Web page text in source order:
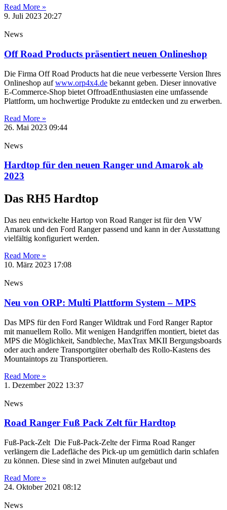
Read More »
9. Juli 2023 20:27
News
Off Road Products präsentiert neuen Onlineshop
Die Firma Off Road Products hat die neue verbesserte Version Ihres
Onlineshop aufwww.orp4x4.de bekannt geben. Dieser innovative
E-Commerce-Shop bietet OffroadEnthusiasten eine umfassende
Plattform, um hochwertige Produkte zu entdecken und zu erwerben.
Read More »
26. Mai 2023 09:44
News
Hardtop für den neuen Ranger und Amarok ab
2023
Das RH5 Hardtop
Das neu entwickelte Hartop von Road Ranger ist für den VW
Amarok und den Ford Ranger passend und kann in der Ausstattung
vielfältig konfiguriert werden.
Read More »
10. März 2023 17:08
News
Neu von ORP: Multi Plattform System – MPS
Das MPS für den Ford Ranger Wildtrak und Ford Ranger Raptor
mit manuellem Rollo. Mit wenigen Handgriffen montiert, bietet das
MPS die Möglichkeit, Sandbleche, MaxTrax MKII Bergungsboards
oder auch andere Transportgüter oberhalb des Rollo-Kastens des
Mountaintops zu Transportieren.
Read More »
1. Dezember 2022 13:37
News
Road Ranger Fuß Pack Zelt für Hardtop
Fuß-Pack-Zelt Die Fuß-Pack-Zelte der Firma Road Ranger
verlängern die Ladefläche des Pick-up um gemütlich darin schlafen
zu können. Diese sind in zwei Minuten aufgebaut und
Read More »
24. Oktober 2021 08:12
News